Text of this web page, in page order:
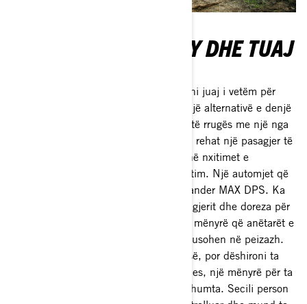
NJË ATV 2-UP PËR TY DHE TUAJ
Një SxS/UTV me kuti nuk është opsioni juaj i vetëm për
kalërim familjar. Një ATV 2-up është një alternativë e denjë
për të ndarë aventurat në shtigjet jashtë rrugës me një nga
fëmijët tuaj ose një partner. Ai strehon rehat një pasagjer të
dytë, ndërkohë që i lejon ata të shijojnë nxitimet e
adrenalinës për të cilat njihet ky udhëtim. Një automjet që
ofron këtë përvojë është Can-Am Outlander MAX DPS. Ka
ergonomi dinamike të rehatisë së pasagjerit dhe doreza për
pasagjerë me pozicione të shumta, në mënyrë që anëtarët e
familjes tuaj të jenë të qetë dhe të fokusohen në peizazh.
Nëse jeni një adhurues i madh i ATV-së, por dëshironi ta
shijoni atë me shumë anëtarë të familjes, një mënyrë për ta
bërë këtë është të blini automjete të shumta. Secili person